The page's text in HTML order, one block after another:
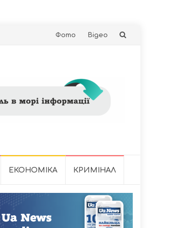
Skip
Фото Відео
ЕКОНОМІКА КРИМІНАЛ